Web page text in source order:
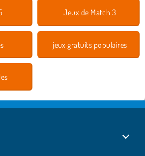
Jeux de Match 3
jeux gratuits populaires